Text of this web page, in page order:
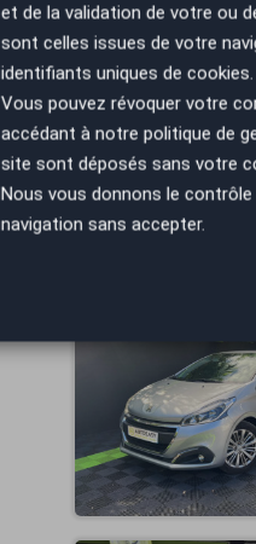
et de la validation de votre ou
sont celles issues de votre
identifiants uniques de cookies.
Vous pouvez révoquer votre
accédant à notre politique de
site sont déposés sans votre
Nous vous donnons le
navigation sans accepter.